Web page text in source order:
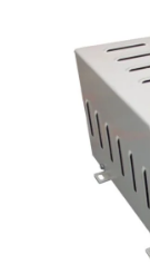
hvězdiček.